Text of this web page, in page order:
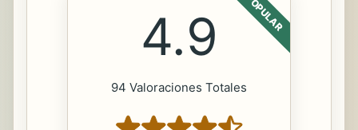
POPULAR
4.9
94 Valoraciones Totales